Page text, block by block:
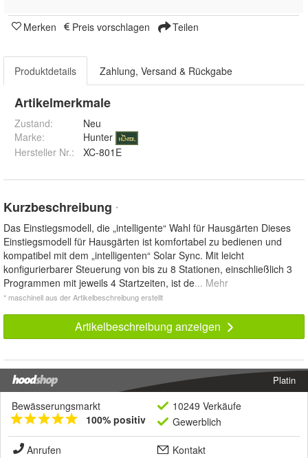
Merken Preis vorschlagen Teilen
Produktdetails Zahlung, Versand & Rückgabe
Artikelmerkmale
Zustand:
Neu
Marke:
Hunter
Hersteller Nr.:
XC-801E
Kurzbeschreibung *
Das Einstiegsmodell, die „intelligente“ Wahl für Hausgärten Dieses
Einstiegsmodell für Hausgärten ist komfortabel zu bedienen und
kompatibel mit dem „intelligenten“ Solar Sync. Mit leicht
konfigurierbarer Steuerung von bis zu 8 Stationen, einschließlich 3
Programmen mit jeweils 4 Startzeiten, ist de... Mehr
* maschinell aus der Artikelbeschreibung erstellt
Artikelbeschreibung anzeigen
Platin
Bewässerungsmarkt
100% positiv
10249 Verkäufe
Gewerblich
Anrufen
Kontakt